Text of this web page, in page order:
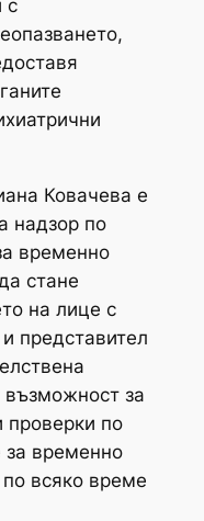
с
Ковачева е
надзор по
временно
стане
на лице с
представител
възможност за
проверки по
за временно
всяко време